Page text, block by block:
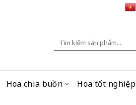
Tìm
Hoa chia buồn Hoa tốt nghiệp